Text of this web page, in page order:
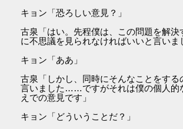
キョン「恐ろしい意見？」
古泉「はい。先程僕は、この問題を解決
に不思議を見られなければいいと言いま
キョン「ああ」
古泉「しかし、同時にそんなことをする
言いました……ですがそれは僕の個人的
えでの意見です」
キョン「どういうことだ？」